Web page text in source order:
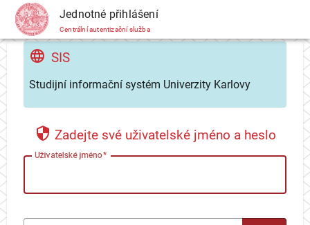
CAS Jednotné přihlášení
Centrální autentizační služba
SIS
Studijní informační systém Univerzity Karlovy
Zadejte své uživatelské jméno a heslo
Uživatelské jméno